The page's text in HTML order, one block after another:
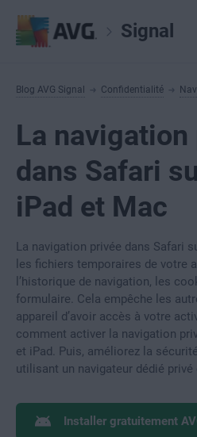
Signal
Blog AVG Signal Confidentialité
La navigation
dans Safari
iPad et Mac
La navigation privée dans Safari
les fichiers temporaires de votre
l’historique de navigation, les
formulaire. Cela empêche les
appareil d’avoir accès à votre
comment activer la navigation
et iPad. Puis, améliorez la
utilisant un navigateur dédié privé
Installer gratuitement